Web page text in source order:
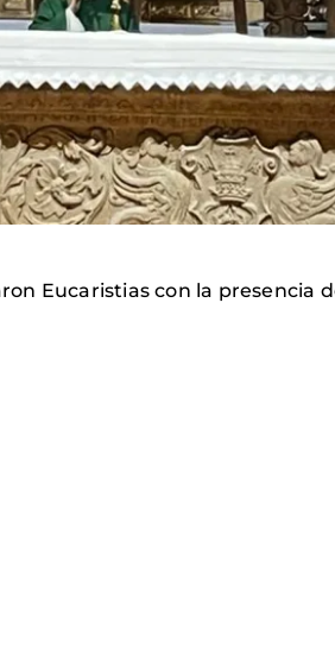
Eucaristias con la presencia